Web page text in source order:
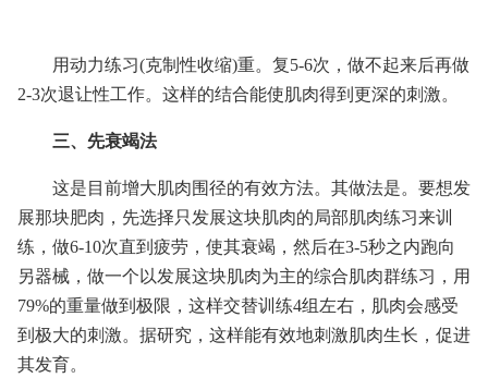
用动力练习(克制性收缩)重。复5-6次，做不起来后再做
2-3次退让性工作。这样的结合能使肌肉得到更深的刺激。
三、先衰竭法
这是目前增大肌肉围径的有效方法。其做法是。要想发
展那块肥肉，先选择只发展这块肌肉的局部肌肉练习来训
练，做6-10次直到疲劳，使其衰竭，然后在3-5秒之内跑向
另器械，做一个以发展这块肌肉为主的综合肌肉群练习，用
79%的重量做到极限，这样交替训练4组左右，肌肉会感受
到极大的刺激。据研究，这样能有效地刺激肌肉生长，促进
其发育。